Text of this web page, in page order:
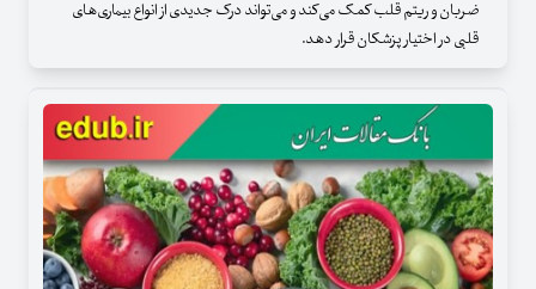
ضربان و ریتم قلب کمک می‌کند و می‌تواند درک جدیدی از انواع بیماری‌های
قلبی در اختیار پزشکان قرار دهد.